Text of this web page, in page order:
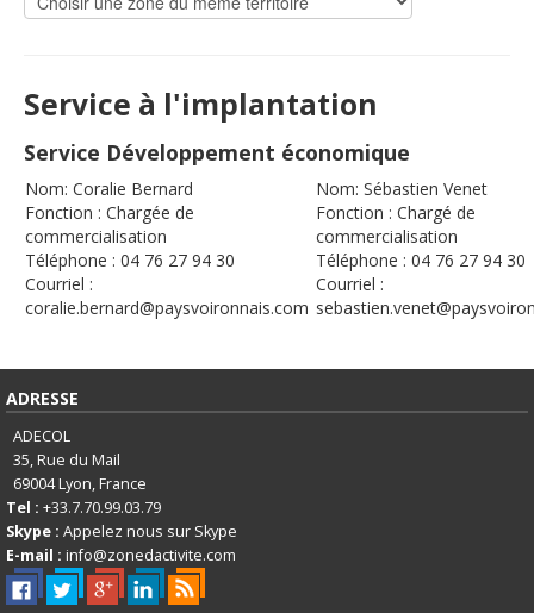
Service à l'implantation
Service Développement économique
Nom: Coralie Bernard
Fonction : Chargée de
commercialisation
Téléphone : 04 76 27 94 30
Courriel :
coralie.bernard@paysvoironnais.com
Nom: Sébastien Venet
Fonction : Chargé de
commercialisation
Téléphone : 04 76 27 94 30
Courriel :
ADRESSE
ADECOL
35, Rue du Mail
69004Lyon, France
Tel : +33.7.70.99.03.79
Skype : Appelez nous sur Skype
E-mail : info@zonedactivite.com